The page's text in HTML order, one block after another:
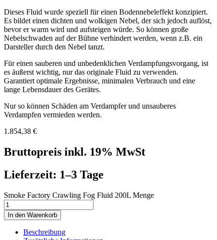
Dieses Fluid wurde speziell für einen Bodennebeleffekt konzipiert.
Es bildet einen dichten und wolkigen Nebel, der sich jedoch auflöst,
bevor er warm wird und aufsteigen würde. So können große
Nebelschwaden auf der Bühne verhindert werden, wenn z.B. ein
Darsteller durch den Nebel tanzt.
Für einen sauberen und unbedenklichen Verdampfungsvorgang, ist
es äußerst wichtig, nur das originale Fluid zu verwenden.
Garantiert optimale Ergebnisse, minimalen Verbrauch und eine
lange Lebensdauer des Gerätes.
Nur so können Schäden am Verdampfer und unsauberes
Verdampfen vermieden werden.
1.854,38 €
Bruttopreis inkl. 19% MwSt
Lieferzeit: 1–3 Tage
Smoke Factory Crawling Fog Fluid 200L Menge
In den Warenkorb
Beschreibung